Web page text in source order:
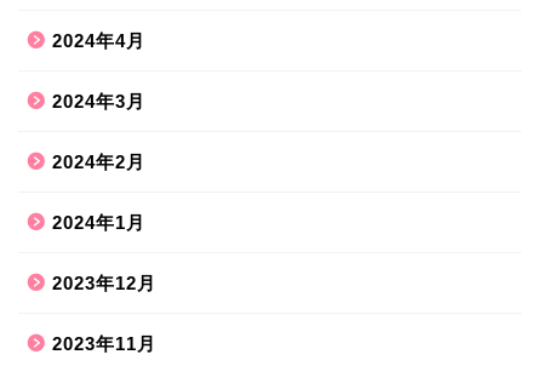
2024年4月
2024年3月
2024年2月
2024年1月
2023年12月
2023年11月